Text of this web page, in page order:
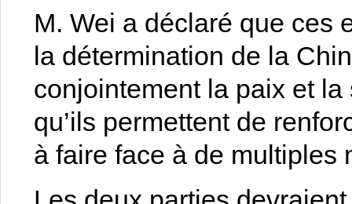
M. Wei a déclaré que ces
la détermination de la
conjointement la paix et
qu’ils permettent de
à faire face à de multiples